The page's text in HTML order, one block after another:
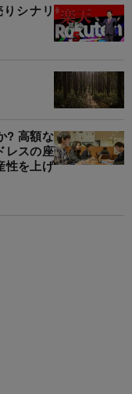
シナリ
? 高額な
レスの座
性を上げ